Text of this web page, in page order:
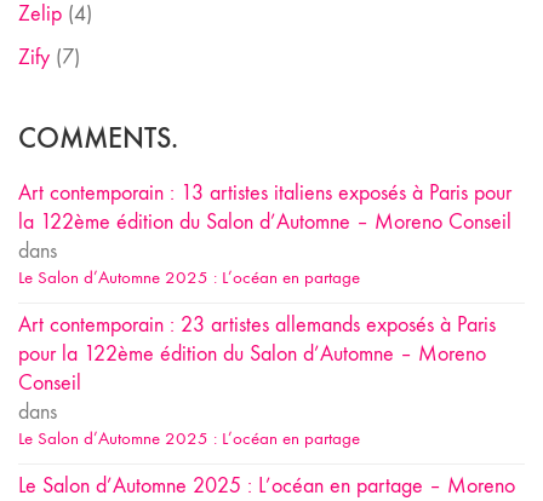
Zelip (4)
Zify (7)
COMMENTS.
Art contemporain : 13 artistes italiens exposés à Paris pour
la 122ème édition du Salon d’Automne – Moreno Conseil
dans
Le Salon d’Automne 2025 : L’océan en partage
Art contemporain : 23 artistes allemands exposés à Paris
pour la 122ème édition du Salon d’Automne – Moreno
Conseil
dans
Le Salon d’Automne 2025 : L’océan en partage
Le Salon d’Automne 2025 : L’océan en partage – Moreno